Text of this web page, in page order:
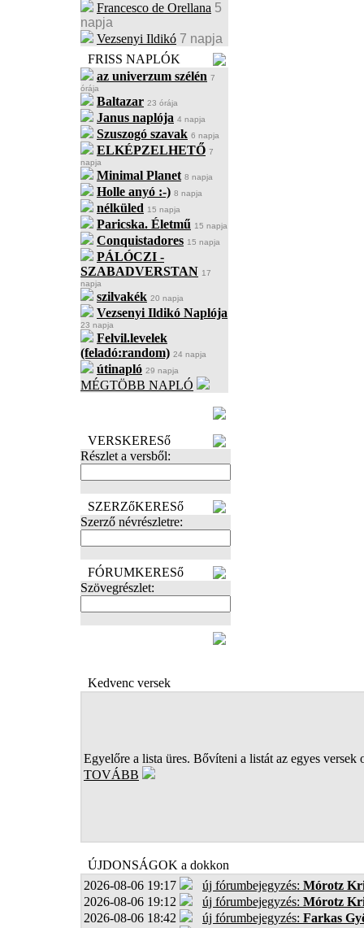
Francesco de Orellana 5
napja
Vezsenyi Ildikó 7 napja
FRISS NAPLÓK
az univerzum szélén 7
órája
Baltazar 23 órája
Janus naplója 4 napja
Szuszogó szavak 6 napja
ELKÉPZELHETŐ 7
napja
Minimal Planet 8 napja
Holle anyó :-) 8 napja
nélküled 15 napja
Paricska. Életmű 15 napja
Conquistadores 15 napja
PÁLÓCZI -
SZABADVERSTAN 17
napja
szilvakék 20 napja
Vezsenyi Ildikó Naplója
23 napja
Felvil.levelek
(feladó:random) 24 napja
útinapló 29 napja
MÉGTÖBB NAPLÓ
VERSKERESő
Részlet a versből:
SZERZőKERESő
Szerző névrészletre:
FÓRUMKERESő
Szövegrészlet:
Kedvenc versek
Egyelőre a lista üres. Bővíteni a listát az egyes versek
TOVÁBB
ÚJDONSÁGOK a dokkon
2026-08-06 19:17
új fórumbejegyzés: Mórotz
2026-08-06 19:12
új fórumbejegyzés: Mórotz
2026-08-06 18:42
új fórumbejegyzés: Farkas